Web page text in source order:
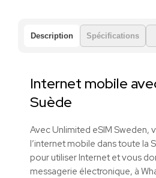
Description Spécifications
Internet mobile
Suède
Avec Unlimited eSIM Sweden,
l’internet mobile dans toute la
pour utiliser Internet et vous
messagerie électronique, à